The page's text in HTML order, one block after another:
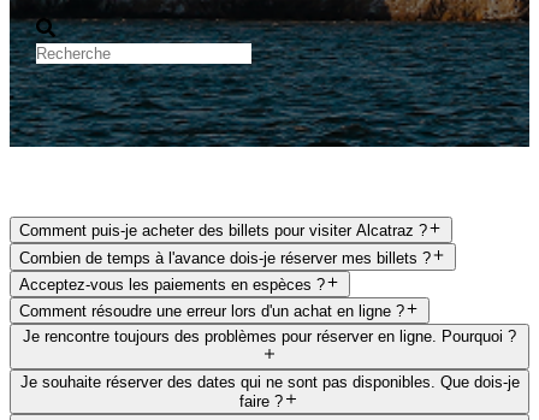
Comment puis-je acheter des billets pour visiter Alcatraz ?
Combien de temps à l'avance dois-je réserver mes billets ?
Acceptez-vous les paiements en espèces ?
Comment résoudre une erreur lors d'un achat en ligne ?
Je rencontre toujours des problèmes pour réserver en ligne. Pourquoi ?
Je souhaite réserver des dates qui ne sont pas disponibles. Que dois-je
faire ?